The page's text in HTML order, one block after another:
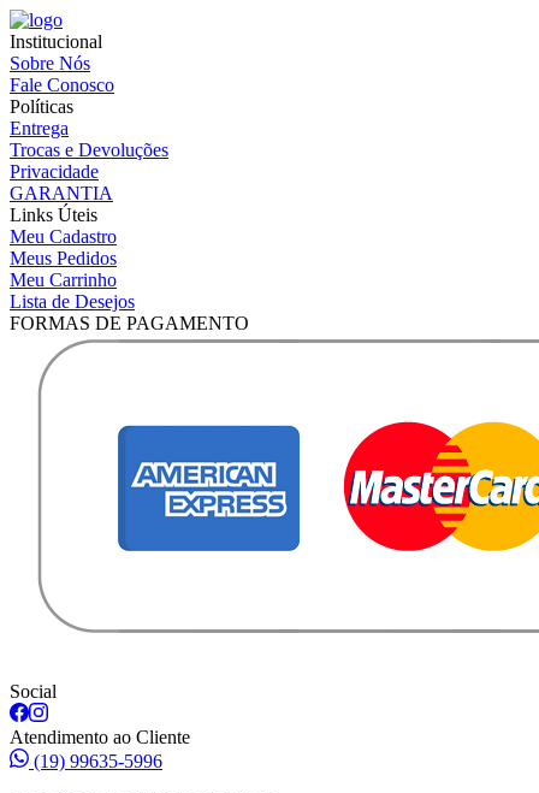
Institucional
Sobre Nós
Fale Conosco
Políticas
Entrega
Trocas e Devoluções
Privacidade
GARANTIA
Links Úteis
Meu Cadastro
Meus Pedidos
Meu Carrinho
Lista de Desejos
FORMAS DE PAGAMENTO
Social
Atendimento ao Cliente
(19) 99635-5996